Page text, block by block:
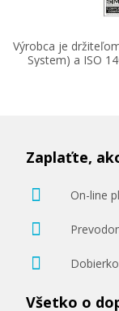
Výrobca je
System) a ISO
Zaplaťte,
On-line
Všetko o